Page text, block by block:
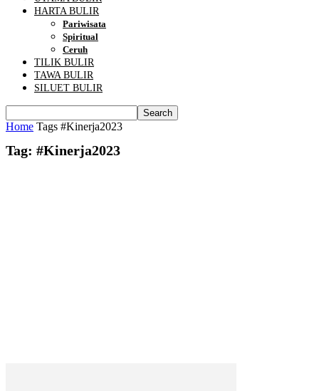
HARTA BULIR
Pariwisata
Spiritual
Ceruh
TILIK BULIR
TAWA BULIR
SILUET BULIR
Home Tags #Kinerja2023
Tag: #Kinerja2023